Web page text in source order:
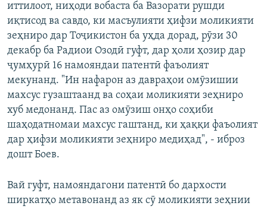
иттилоот, ниҳоди вобаста ба Вазорати рушди
иқтисод ва савдо, ки масъулияти ҳифзи моликияти
зеҳниро дар Тоҷикистон ба уҳда дорад, рӯзи 30
декабр ба Радиои Озодӣ гуфт, дар ҳоли ҳозир дар
ҷумҳурӣ 16 намояндаи патентӣ фаъолият
мекунанд. "Ин нафарон аз давраҳои омӯзишии
махсус гузаштаанд ва соҳаи моликияти зеҳниро
хуб медонанд. Пас аз омӯзиш онҳо соҳиби
шаҳодатномаи махсус гаштанд, ки ҳаққи фаъолият
дар ҳифзи моликияти зеҳниро медиҳад", - иброз
дошт Боев.
Вай гуфт, намояндагони патентӣ бо дархости
ширкатҳо метавонанд аз як сӯ моликияти зеҳнии